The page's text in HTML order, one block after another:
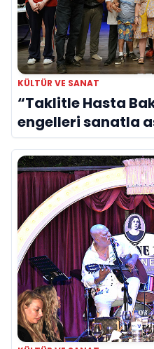
KÜLTÜR VE SANAT
“Taklitle Hasta
engelleri sanatla